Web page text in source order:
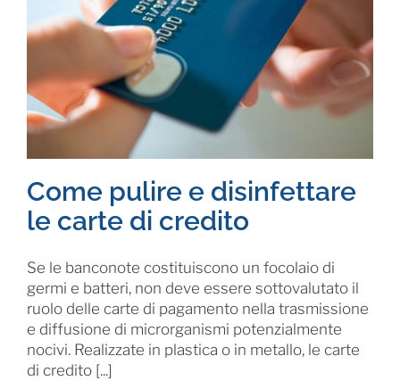
Come pulire e disinfettare
le carte di credito
Se le banconote costituiscono un focolaio di
germi e batteri, non deve essere sottovalutato il
ruolo delle carte di pagamento nella trasmissione
e diffusione di microrganismi potenzialmente
nocivi. Realizzate in plastica o in metallo, le carte
di credito [...]